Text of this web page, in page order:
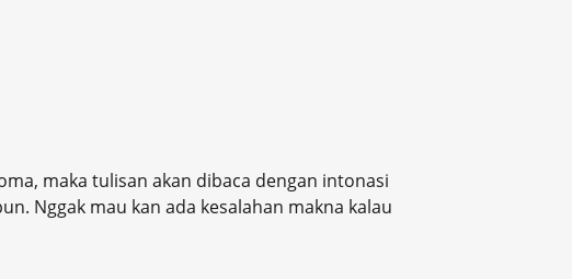
maka tulisan akan dibaca dengan intonasi
Nggak mau kan ada kesalahan makna kalau